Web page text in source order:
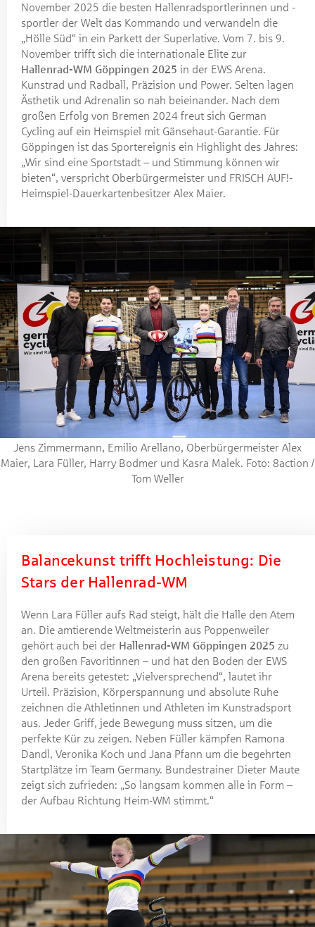
November 2025 die besten Hallenradsportlerinnen und -
sportler der Welt das Kommando und verwandeln die
„Hölle Süd“ in ein Parkett der Superlative. Vom 7. bis 9.
November trifft sich die internationale Elite zur
Hallenrad-WM Göppingen 2025 in der EWS Arena.
Kunstrad und Radball, Präzision und Power. Selten lagen
Ästhetik und Adrenalin so nah beieinander. Nach dem
großen Erfolg von Bremen 2024 freut sich German
Cycling auf ein Heimspiel mit Gänsehaut-Garantie. Für
Göppingen ist das Sportereignis ein Highlight des Jahres:
„Wir sind eine Sportstadt – und Stimmung können wir
bieten“, verspricht Oberbürgermeister und FRISCH AUF!-
Heimspiel-Dauerkartenbesitzer Alex Maier.
Jens Zimmermann, Emilio Arellano, Oberbürgermeister Alex
Maier, Lara Füller, Harry Bodmer und Kasra Malek. Foto: 8action /
Tom Weller
Balancekunst trifft Hochleistung: Die
Stars der Hallenrad-WM
Wenn Lara Füller aufs Rad steigt, hält die Halle den Atem
an. Die amtierende Weltmeisterin aus Poppenweiler
gehört auch bei der Hallenrad-WM Göppingen 2025 zu
den großen Favoritinnen – und hat den Boden der EWS
Arena bereits getestet: „Vielversprechend“, lautet ihr
Urteil. Präzision, Körperspannung und absolute Ruhe
zeichnen die Athletinnen und Athleten im Kunstradsport
aus. Jeder Griff, jede Bewegung muss sitzen, um die
perfekte Kür zu zeigen. Neben Füller kämpfen Ramona
Dandl, Veronika Koch und Jana Pfann um die begehrten
Startplätze im Team Germany. Bundestrainer Dieter Maute
zeigt sich zufrieden: „So langsam kommen alle in Form –
der Aufbau Richtung Heim-WM stimmt.“